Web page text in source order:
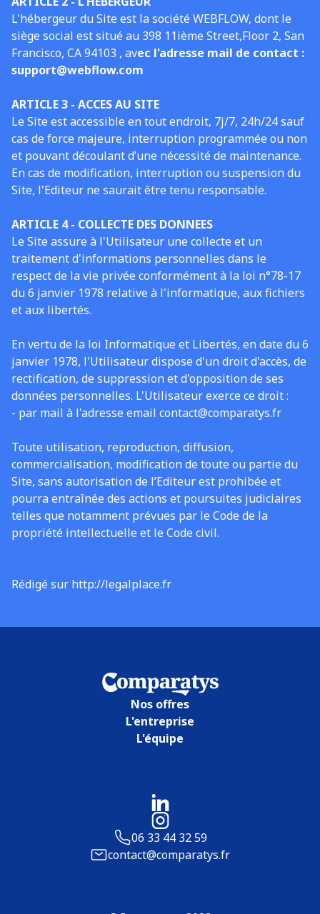
L'hébergeur du Site est la société WEBFLOW, dont le
siège social est situé au 398 11ième Street,Floor 2, San
Francisco, CA 94103 , avec l'adresse mail de contact :
support@webflow.com
ARTICLE 3 - ACCES AU SITE
Le Site est accessible en tout endroit, 7j/7, 24h/24 sauf
cas de force majeure, interruption programmée ou non
et pouvant découlant d’une nécessité de maintenance.
En cas de modification, interruption ou suspension du
Site, l'Editeur ne saurait être tenu responsable.
ARTICLE 4 - COLLECTE DES DONNEES
Le Site assure à l'Utilisateur une collecte et un
traitement d'informations personnelles dans le
respect de la vie privée conformément à la loi n°78-17
du 6 janvier 1978 relative à l'informatique, aux fichiers
et aux libertés.
En vertu de la loi Informatique et Libertés, en date du 6
janvier 1978, l'Utilisateur dispose d'un droit d'accès, de
rectification, de suppression et d'opposition de ses
données personnelles. L'Utilisateur exerce ce droit :
- par mail à l'adresse email contact@comparatys.fr
Toute utilisation, reproduction, diffusion,
commercialisation, modification de toute ou partie du
Site, sans autorisation de l’Editeur est prohibée et
pourra entraînée des actions et poursuites judiciaires
telles que notamment prévues par le Code de la
propriété intellectuelle et le Code civil.
Rédigé sur http://legalplace.fr
Nos offres
L'entreprise
L'équipe
06 33 44 32 59
contact@comparatys.fr